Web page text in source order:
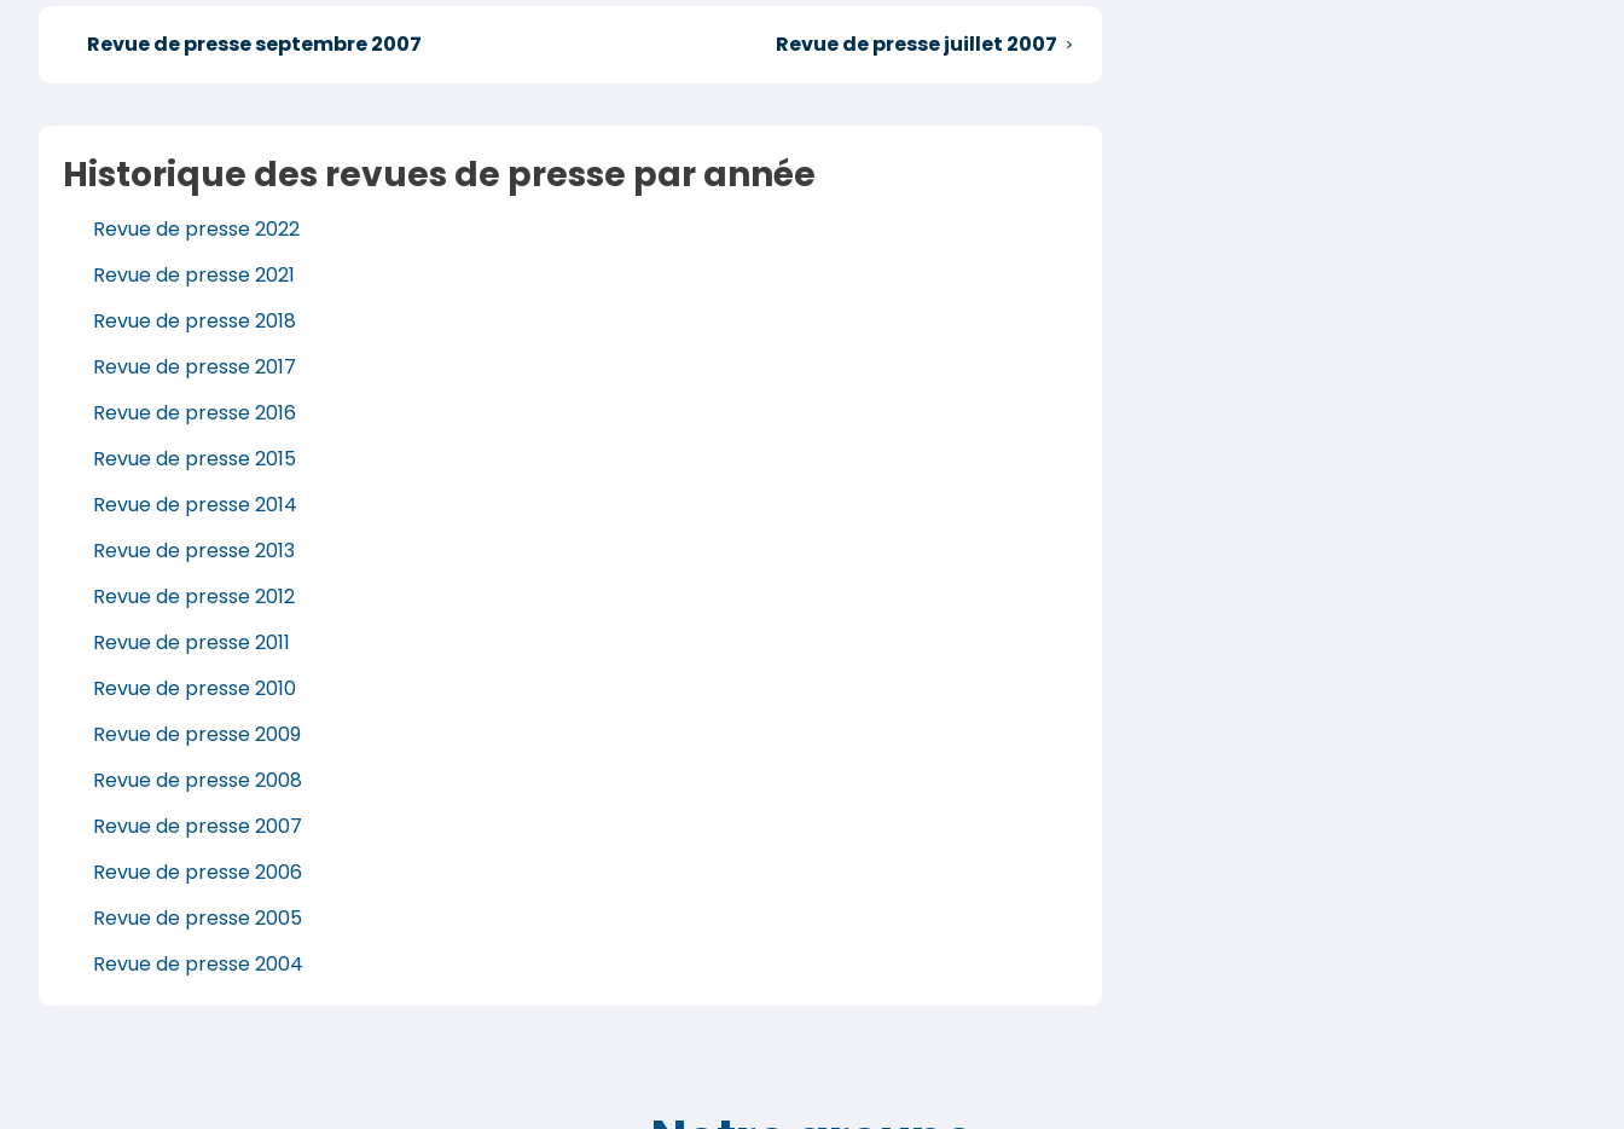
Revue de presse septembre 2007 Revue de presse juillet 2007
Historique des revues de presse par année
Revue de presse 2022
Revue de presse 2021
Revue de presse 2018
Revue de presse 2017
Revue de presse 2016
Revue de presse 2015
Revue de presse 2014
Revue de presse 2013
Revue de presse 2012
Revue de presse 2011
Revue de presse 2010
Revue de presse 2009
Revue de presse 2008
Revue de presse 2007
Revue de presse 2006
Revue de presse 2005
Revue de presse 2004